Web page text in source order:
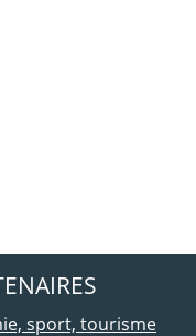
sport, tourisme